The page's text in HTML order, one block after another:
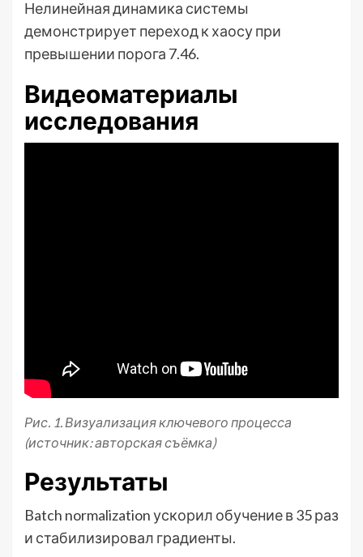
Нелинейная динамика системы
демонстрирует переход к хаосу при
превышении порога 7.46.
Видеоматериалы
исследования
Рис. 1. Визуализация ключевого процесса
(источник: авторская съёмка)
Результаты
Batch normalization ускорил обучение в 35 раз
и стабилизировал градиенты.